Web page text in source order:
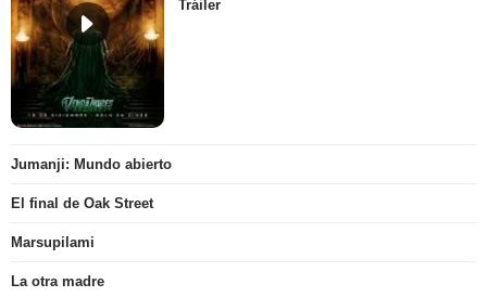
Tráiler
Jumanji: Mundo abierto
El final de Oak Street
Marsupilami
La otra madre